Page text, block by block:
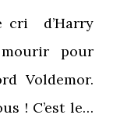
cri d’Harry
pour
Voldemor.
! C’est le…